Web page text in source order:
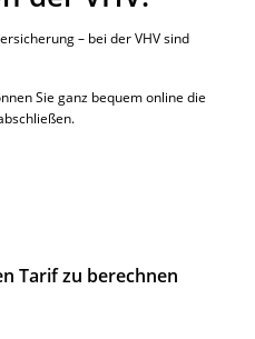
– bei der VHV sind
Sie ganz bequem online die
Tarif zu berechnen